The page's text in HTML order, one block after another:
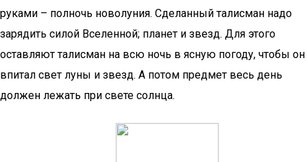
руками – полночь новолуния. Сделанный талисман надо
зарядить силой Вселенной; планет и звезд. Для этого
оставляют талисман на всю ночь в ясную погоду, чтобы он
впитал свет луны и звезд. А потом предмет весь день
должен лежать при свете солнца.